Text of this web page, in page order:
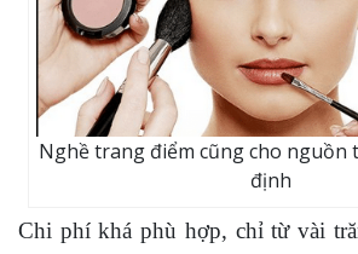
Nghề trang điểm cũng cho nguồn
định
Chi phí khá phù hợp, chỉ từ vài